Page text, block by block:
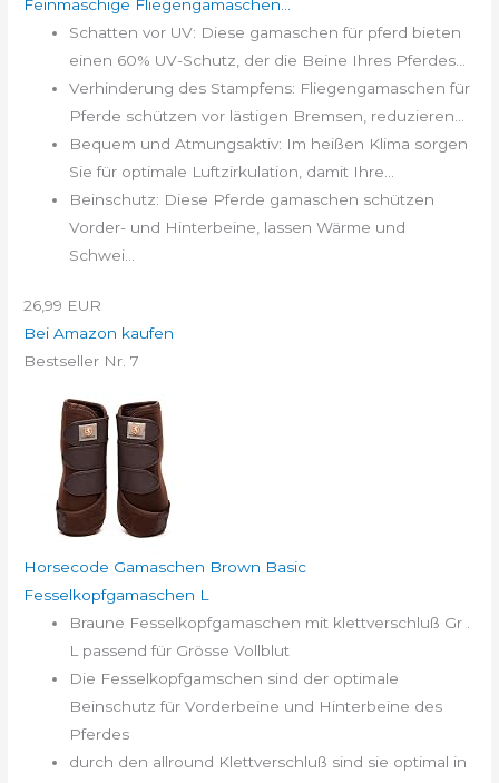
Feinmaschige Fliegengamaschen...
Schatten vor UV: Diese gamaschen für pferd bieten
einen 60% UV-Schutz, der die Beine Ihres Pferdes...
Verhinderung des Stampfens: Fliegengamaschen für
Pferde schützen vor lästigen Bremsen, reduzieren...
Bequem und Atmungsaktiv: Im heißen Klima sorgen
Sie für optimale Luftzirkulation, damit Ihre...
Beinschutz: Diese Pferde gamaschen schützen
Vorder- und Hinterbeine, lassen Wärme und
Schwei...
26,99 EUR
Bei Amazon kaufen
Bestseller Nr. 7
Horsecode Gamaschen Brown Basic
Fesselkopfgamaschen L
Braune Fesselkopfgamaschen mit klettverschluß Gr .
L passend für Grösse Vollblut
Die Fesselkopfgamschen sind der optimale
Beinschutz für Vorderbeine und Hinterbeine des
Pferdes
durch den allround Klettverschluß sind sie optimal in